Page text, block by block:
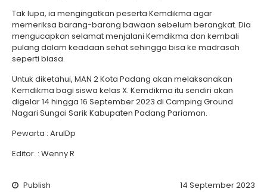
Tak lupa, ia mengingatkan peserta Kemdikma agar
memeriksa barang-barang bawaan sebelum berangkat. Dia
mengucapkan selamat menjalani Kemdikma dan kembali
pulang dalam keadaan sehat sehingga bisa ke madrasah
seperti biasa.
Untuk diketahui, MAN 2 Kota Padang akan melaksanakan
Kemdikma bagi siswa kelas X. Kemdikma itu sendiri akan
digelar 14 hingga 16 September 2023 di Camping Ground
Nagari Sungai Sarik Kabupaten Padang Pariaman.
Pewarta : ArulDp
Editor. : Wenny R
Publish
14 September 2023